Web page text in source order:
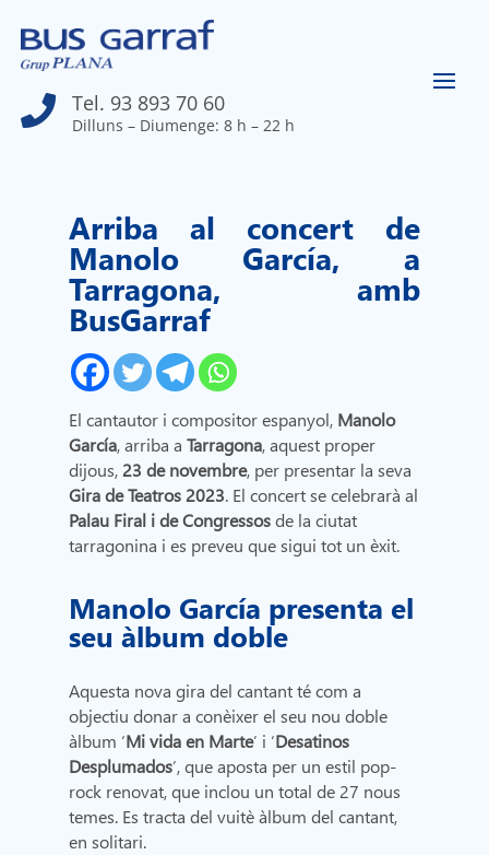
 Tel. 93 893 70 60
Dilluns – Diumenge: 8 h – 22 h
Arriba al concert de
Manolo García, a
Tarragona, amb
BusGarraf
El cantautor i compositor espanyol, Manolo
García, arriba aTarragona, aquest proper
dijous, 23 de novembre, per presentar la seva
Gira de Teatros 2023. El concert se celebrarà al
Palau Firal i de Congressosde la ciutat
tarragonina i es preveu que sigui tot un èxit.
Manolo García presenta el
seu àlbum doble
Aquesta nova gira del cantant té com a
objectiu donar a conèixer el seu nou doble
àlbum ‘Mi vida en Marte’ i ‘Desatinos
Desplumados’, que aposta per un estil pop-
rock renovat, que inclou un total de 27 nous
temes. Es tracta del vuitè àlbum del cantant,
en solitari.